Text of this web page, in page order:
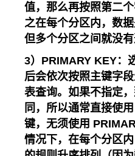
值，那么再按照第二
之在每个分区内，数
但多个分区之间就没有
3）PRIMARY KEY：
后会依次按照主键字
表查询。如果不指定
同，所以通常直接使
键，无须使用
情况下，在每个分区